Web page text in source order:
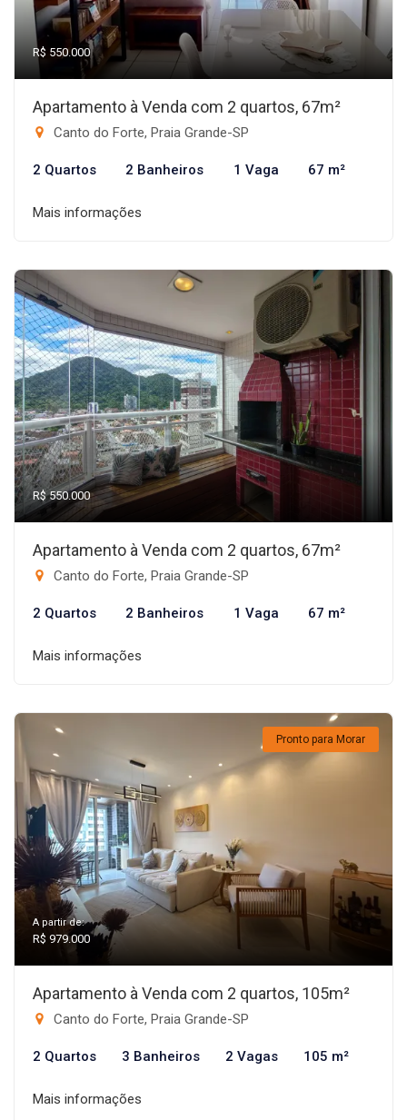
R$ 550.000
Apartamento à Venda com 2 quartos, 67m²
Canto do Forte, Praia Grande-SP
2 Quartos 2 Banheiros 1 Vaga 67 m²
Mais informações
R$ 550.000
Apartamento à Venda com 2 quartos, 67m²
Canto do Forte, Praia Grande-SP
2 Quartos 2 Banheiros 1 Vaga 67 m²
Mais informações
Pronto para Morar
A partir de:
R$ 979.000
Apartamento à Venda com 2 quartos, 105m²
Canto do Forte, Praia Grande-SP
2 Quartos 3 Banheiros 2 Vagas 105 m²
Mais informações